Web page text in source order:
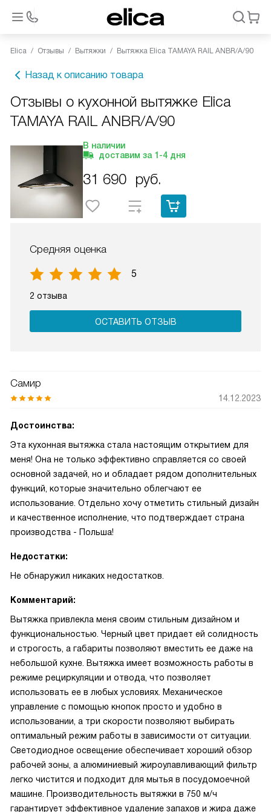
Elica Отзывы Вытяжки Вытяжка Elica TAMAYA RAIL ANBR/A/90
Назад к описанию товара
Отзывы о кухонной вытяжке Elica
TAMAYA RAIL ANBR/A/90
В наличии
доставим за 1-4 дня
31 690 руб.
Средняя оценка
5
2 отзыва
ОСТАВИТЬ ОТЗЫВ
Самир
14.12.2023
Достоинства:
Эта кухонная вытяжка стала настоящим открытием для
меня! Она не только эффективно справляется со своей
основной задачей, но и обладает рядом дополнительных
функций, которые значительно облегчают ее
использование. Отдельно хочу отметить стильный дизайн
и качественное исполнение, что подтверждает страна
производства - Польша!
Недостатки:
Не обнаружил никаких недостатков.
Комментарий:
Вытяжка привлекла меня своим стильным дизайном и
функциональностью. Черный цвет придает ей солидность
и строгость, а габариты позволяют вместить ее даже на
небольшой кухне. Вытяжка имеет возможность работы в
режиме рециркуляции и отвода, что позволяет
использовать ее в любых условиях. Механическое
управление с помощью кнопок просто и удобно в
использовании, а три скорости позволяют выбирать
оптимальный режим работы в зависимости от ситуации.
Светодиодное освещение обеспечивает хороший обзор
рабочей зоны, а алюминиевый жироулавливающий фильтр
легко чистится и подходит для мытья в посудомоечной
машине. Производительность вытяжки в 750 м/ч
гарантирует эффективное удаление запахов и жира даже